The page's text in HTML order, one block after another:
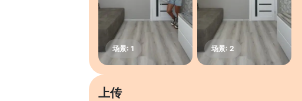
上传